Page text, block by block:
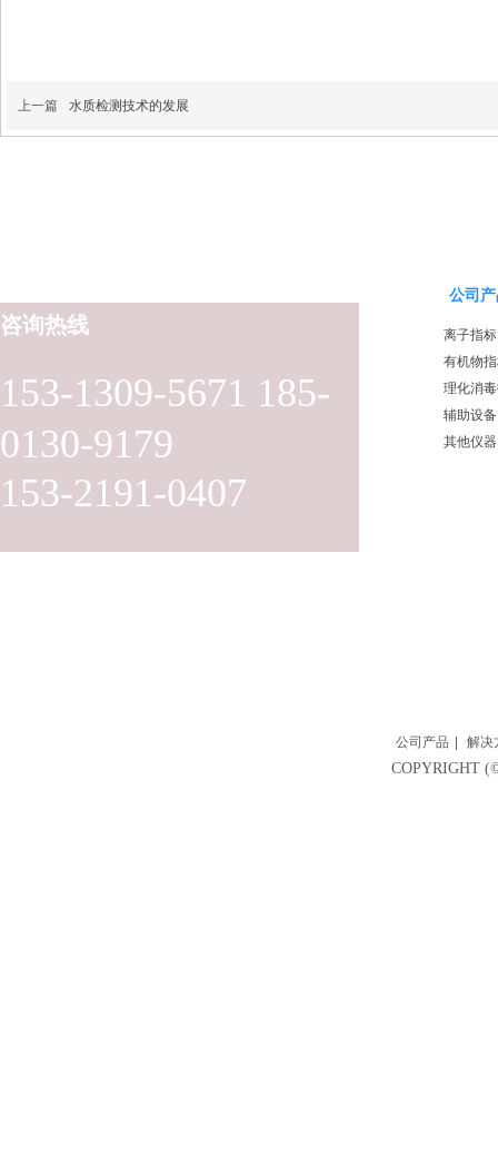
上一篇 水质检测技术的发展
153-1309-5671 185-
0130-9179
153-2191-0407
咨询热线
公司
离子指标
有机物
理化消
辅助设备
其他仪器
公司产品 解决
COPYRIGHT